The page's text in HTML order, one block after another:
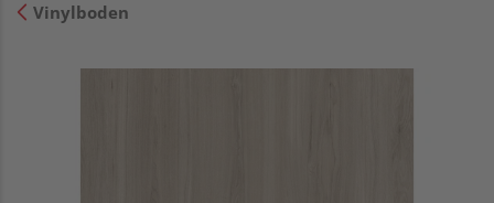
Vinylboden